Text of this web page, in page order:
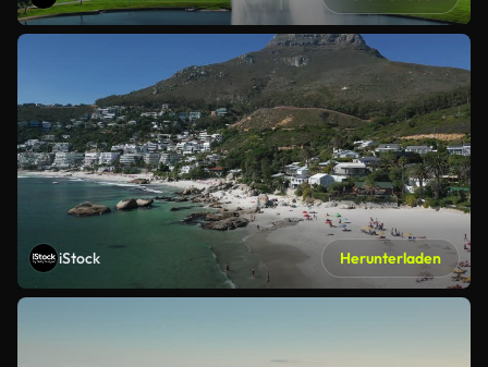
iStock Herunterladen